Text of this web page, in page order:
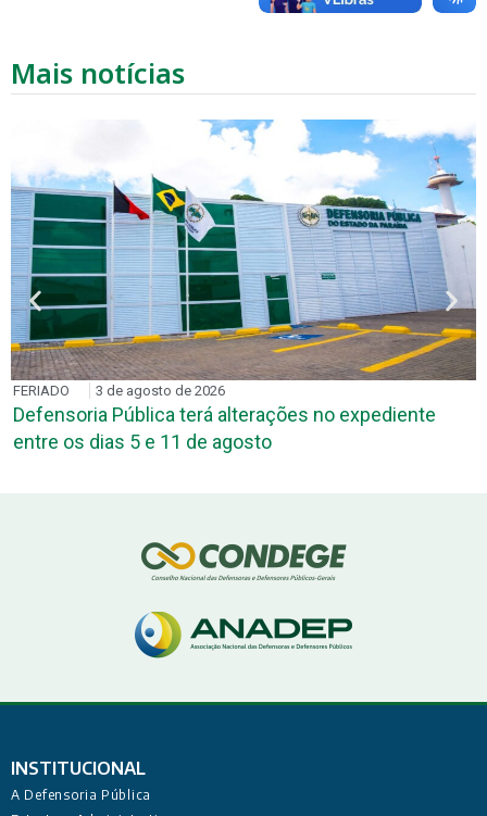
Mais notícias
FERIADO 3 de agosto de 2026
Defensoria Pública terá alterações no expediente
entre os dias 5 e 11 de agosto
INSTITUCIONAL
A Defensoria Pública